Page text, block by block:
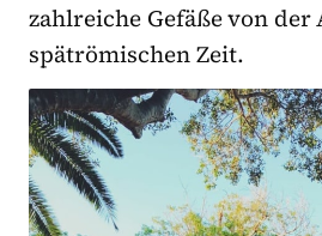
zahlreiche Gefäße von
spätrömischen Zeit.